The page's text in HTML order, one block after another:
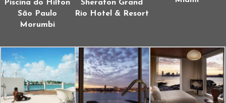
Piscina do Hilton
São Paulo
Morumbi
Sheraton Grand
Rio Hotel & Resort